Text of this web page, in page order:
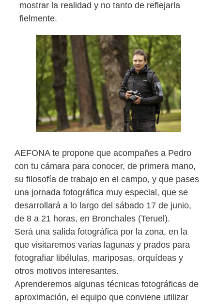
mostrar la realidad y no tanto de reflejarla
fielmente.
AEFONA te propone que acompañes a Pedro
con tu cámara para conocer, de primera mano,
su filosofía de trabajo en el campo, y que pases
una jornada fotográfica muy especial, que se
desarrollará a lo largo del sábado 17 de junio,
de 8 a 21 horas, en Bronchales (Teruel).
Será una salida fotográfica por la zona, en la
que visitaremos varias lagunas y prados para
fotografiar libélulas, mariposas, orquídeas y
otros motivos interesantes.
Aprenderemos algunas técnicas fotográficas de
aproximación, el equipo que conviene utilizar